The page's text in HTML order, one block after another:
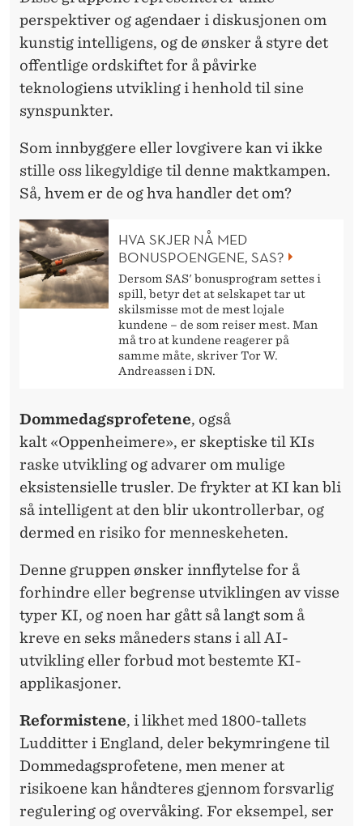
perspektiver og agendaer i diskusjonen om
kunstig intelligens, og de ønsker å styre det
offentlige ordskiftet for å påvirke
teknologiens utvikling i henhold til sine
synspunkter.
Som innbyggere eller lovgivere kan vi ikke
stille oss likegyldige til denne maktkampen.
Så, hvem er de og hva handler det om?
HVA SKJER NÅ MED
BONUSPOENGENE, SAS?
Dersom SAS' bonusprogram settes i
spill, betyr det at selskapet tar ut
skilsmisse mot de mest lojale
kundene – de som reiser mest. Man
må tro at kundene reagerer på
samme måte, skriver Tor W.
Andreassen i DN.
Dommedagsprofetene, også
kalt «Oppenheimere», er skeptiske til KIs
raske utvikling og advarer om mulige
eksistensielle trusler. De frykter at KI kan bli
så intelligent at den blir ukontrollerbar, og
dermed en risiko for menneskeheten.
Denne gruppen ønsker innflytelse for å
forhindre eller begrense utviklingen av visse
typer KI, og noen har gått så langt som å
kreve en seks måneders stans i all AI-
utvikling eller forbud mot bestemte KI-
applikasjoner.
Reformistene, i likhet med 1800-tallets
Ludditter i England, deler bekymringene til
Dommedagsprofetene, men mener at
risikoene kan håndteres gjennom forsvarlig
regulering og overvåking. For eksempel, ser